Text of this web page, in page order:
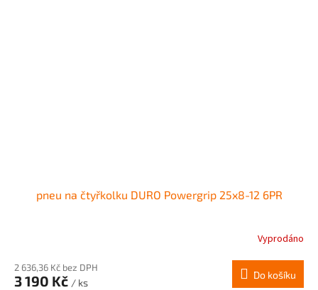
pneu na čtyřkolku DURO Powergrip 25x8-12 6PR
Vyprodáno
2 636,36 Kč bez DPH
3 190 Kč / ks
Do košíku